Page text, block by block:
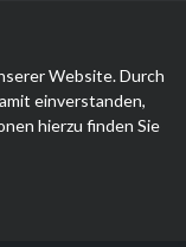
Website. Durch
einverstanden,
hierzu finden Sie